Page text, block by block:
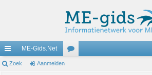
ne
ME-Gids.Net
Zoek Aanmelden